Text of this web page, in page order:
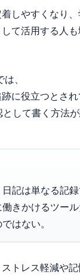
しやすくなり
て活用する人
、
に役立つとさ
して書く方法
記は単なる記
きかけるツー
はない。
トレス軽減や